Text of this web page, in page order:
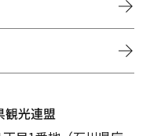
観光連盟